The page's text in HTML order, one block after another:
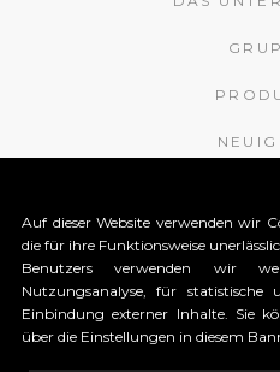
APROMIX
Contrà S.
36061 Bassano del
Tel. +39
Auf dieser Website verwenden wir
die für ihre Funktionsweise
Benutzers verwenden wir
Nutzungsanalyse, für statistische
Einbindung externer Inhalte. Sie
über die Einstellungen in diesem